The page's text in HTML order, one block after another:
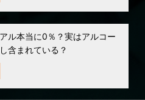
ル本当に0％？実はアルコー
含まれている？